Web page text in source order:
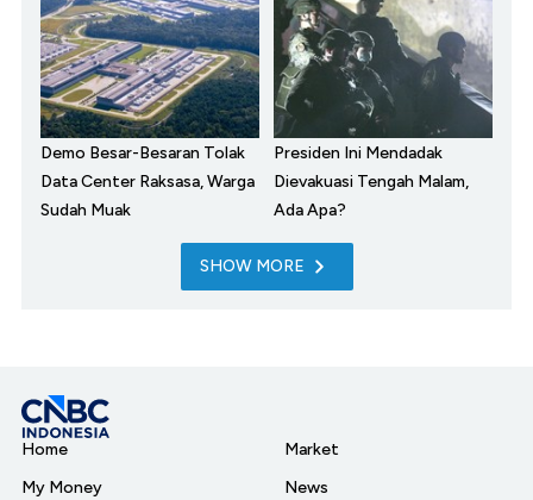
Demo Besar-Besaran Tolak
Data Center Raksasa, Warga
Sudah Muak
Presiden Ini Mendadak
Dievakuasi Tengah Malam,
Ada Apa?
SHOW MORE
Home
My Money
Market
News